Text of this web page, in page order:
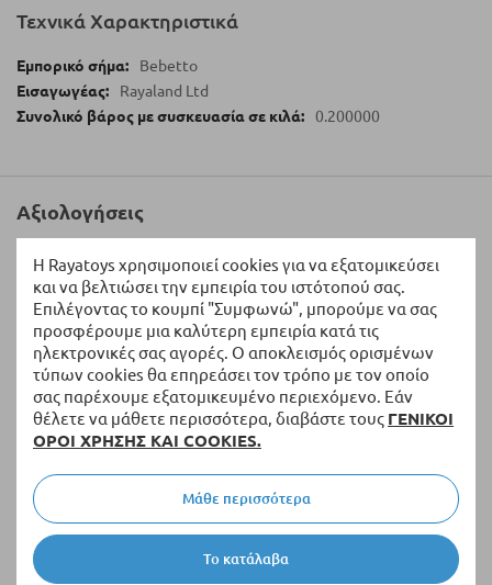
Η Rayatoys χρησιμοποιεί cookies για να εξατομικεύσει
και να βελτιώσει την εμπειρία του ιστότοπού σας.
Επιλέγοντας το κουμπί "Συμφωνώ", μπορούμε να σας
προσφέρουμε μια καλύτερη εμπειρία κατά τις
ηλεκτρονικές σας αγορές. Ο αποκλεισμός ορισμένων
τύπων cookies θα επηρεάσει τον τρόπο με τον οποίο
σας παρέχουμε εξατομικευμένο περιεχόμενο. Εάν
θέλετε να μάθετε περισσότερα, διαβάστε τους ΓΕΝΙΚΟΙ
ΟΡΟΙ ΧΡΗΣΗΣ ΚΑΙ COOKIES.
Το κατάλαβα
Μάθε περισσότερα
Τεχνικά Χαρακτηριστικά
Bebetto
Rayaland Ltd
0.200000
Αξιολογήσεις
Γράψτε τη Δική σας Αξιολόγηση:
Η Βαθμολογία σας
1
star
2
stars
3
stars
4
stars
5
stars
Ονοματεπώνυμο
Περίληψη